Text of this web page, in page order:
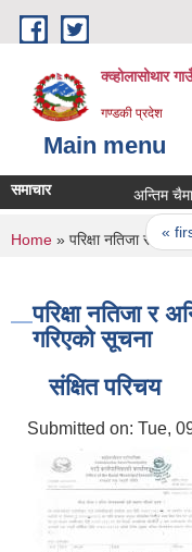
Skip to main content
क्व्होलासोथार
गण्डकी प्रदेश
Main menu
समाचार अन्तिम
« first
You are
Home » परिक्षा नतिजा र
परिक्षा नतिजा र
गरिएको सूचना
संक्षित परिचय
Submitted on: Tue,